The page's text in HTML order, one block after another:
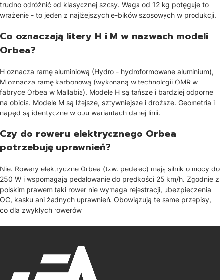
trudno odróżnić od klasycznej szosy. Waga od 12 kg potęguje to
wrażenie - to jeden z najlżejszych e-bików szosowych w produkcji.
Co oznaczają litery H i M w nazwach modeli
Orbea?
H oznacza ramę aluminiową (Hydro - hydroformowane aluminium),
M oznacza ramę karbonową (wykonaną w technologii OMR w
fabryce Orbea w Mallabia). Modele H są tańsze i bardziej odporne
na obicia. Modele M są lżejsze, sztywniejsze i droższe. Geometria i
napęd są identyczne w obu wariantach danej linii.
Czy do roweru elektrycznego Orbea
potrzebuję uprawnień?
Nie. Rowery elektryczne Orbea (tzw. pedelec) mają silnik o mocy do
250 W i wspomagają pedałowanie do prędkości 25 km/h. Zgodnie z
polskim prawem taki rower nie wymaga rejestracji, ubezpieczenia
OC, kasku ani żadnych uprawnień. Obowiązują te same przepisy,
co dla zwykłych rowerów.